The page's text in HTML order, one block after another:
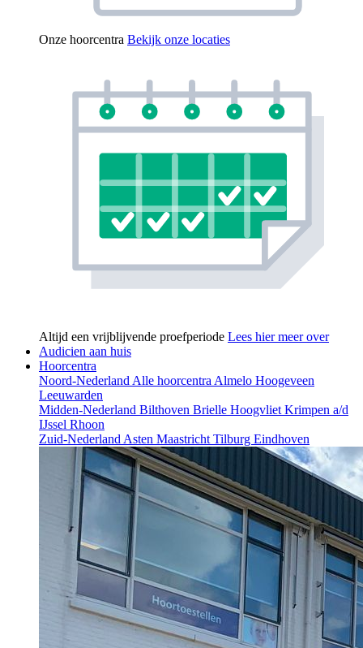
Onze hoorcentra Bekijk onze locaties
Altijd een vrijblijvende proefperiode Lees hier meer over
Audicien aan huis
Hoorcentra
Noord-Nederland Alle hoorcentra Almelo Hoogeveen
Leeuwarden
Midden-Nederland Bilthoven Brielle Hoogvliet Krimpen a/d
IJssel Rhoon
Zuid-Nederland Asten Maastricht Tilburg Eindhoven